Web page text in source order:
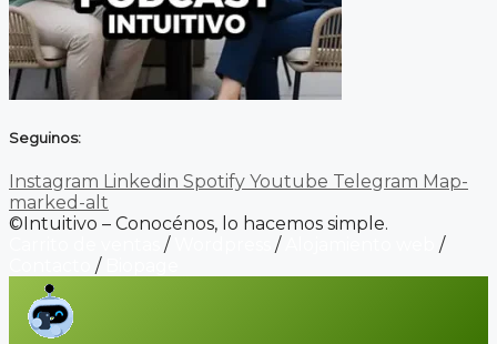
Seguinos:
Instagram Linkedin Spotify Youtube Telegram Map-
marked-alt
©Intuitivo – Conocénos, lo hacemos simple.
/ /
/
/